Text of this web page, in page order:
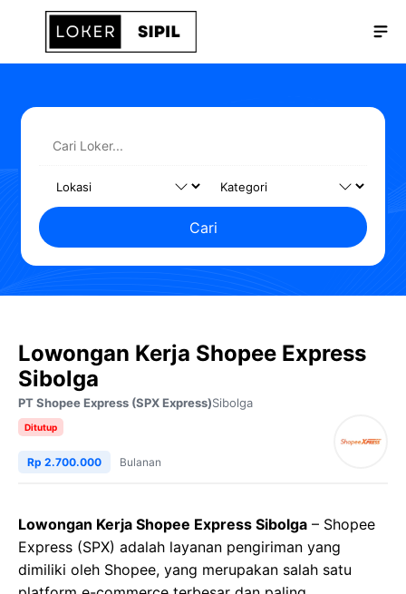
Langsung
Cari
Lowongan Kerja Shopee Express
Sibolga
PT Shopee Express (SPX Express)Sibolga
Ditutup
Rp 2.700.000 Bulanan
Lowongan Kerja Shopee Express Sibolga – Shopee
Express (SPX) adalah layanan pengiriman yang
dimiliki oleh Shopee, yang merupakan salah satu